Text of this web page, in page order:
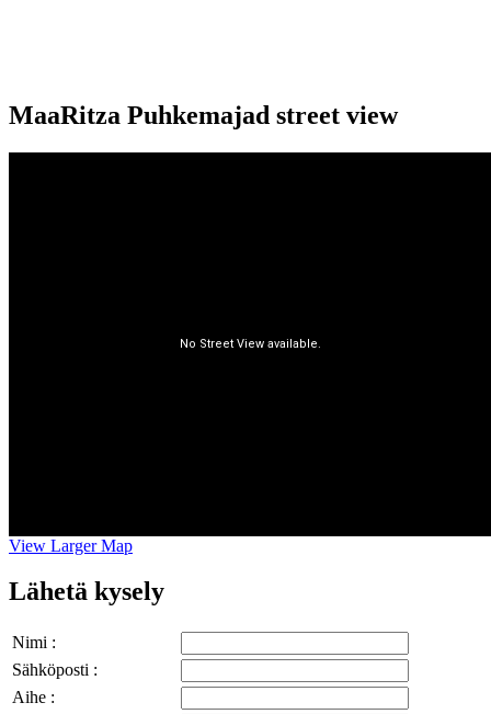
MaaRitza Puhkemajad street view
View Larger Map
Lähetä kysely
Nimi :
Sähköposti :
Aihe :